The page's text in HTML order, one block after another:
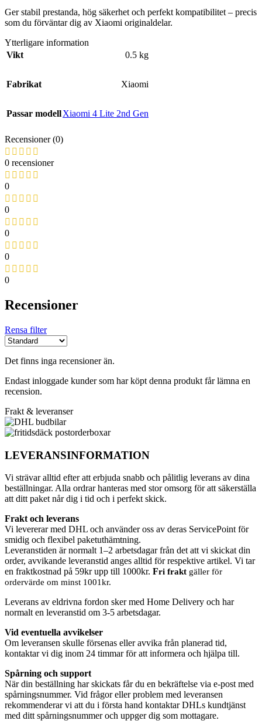
Ger stabil prestanda, hög säkerhet och perfekt kompatibilitet – precis
som du förväntar dig av Xiaomi originaldelar.
Ytterligare information
Vikt
0.5 kg
Fabrikat Xiaomi
Passar modellXiaomi 4 Lite 2nd Gen
Recensioner (0)
0 recensioner
0
0
0
0
0
Recensioner
Rensa filter
Det finns inga recensioner än.
Endast inloggade kunder som har köpt denna produkt får lämna en
recension.
Frakt & leveranser
LEVERANSINFORMATION
Vi strävar alltid efter att erbjuda snabb och pålitlig leverans av dina
beställningar. Alla ordrar hanteras med stor omsorg för att säkerställa
att ditt paket når dig i tid och i perfekt skick.
Frakt och leverans
Vi levererar med DHL och använder oss av deras ServicePoint för
smidig och flexibel paketuthämtning.
Leveranstiden är normalt 1–2 arbetsdagar från det att vi skickat din
order, avvikande leveranstid anges alltid för respektive artikel. Vi tar
en fraktkostnad på 59kr upp till 1000kr. Fri frakt gäller för
ordervärde om minst 1001kr.
Leverans av eldrivna fordon sker med Home Delivery och har
normalt en leveranstid om 3-5 arbetsdagar.
Vid eventuella avvikelser
Om leveransen skulle försenas eller avvika från planerad tid,
kontaktar vi dig inom 24 timmar för att informera och hjälpa till.
Spårning och support
När din beställning har skickats får du en bekräftelse via e-post med
spårningsnummer. Vid frågor eller problem med leveransen
rekommenderar vi att du i första hand kontaktar DHLs kundtjänst
med ditt spårningsnummer och uppger dig som mottagare.